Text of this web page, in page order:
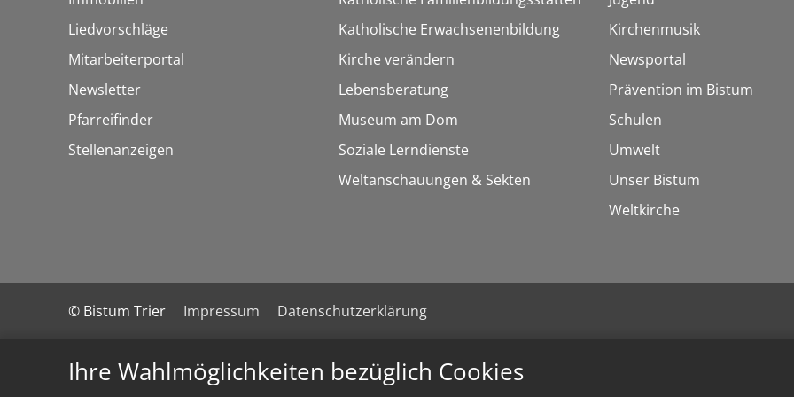
Ihre Wahlmöglichkeiten bezüglich Cookies
Liedvorschläge
Mitarbeiterportal
Newsletter
Pfarreifinder
Stellenanzeigen
Katholische Erwachsenenbildung
Kirche verändern
Lebensberatung
Museum am Dom
Soziale Lerndienste
Weltanschauungen & Sekten
Kirchenmusik
Newsportal
Prävention im Bistum
Schulen
Umwelt
Unser Bistum
Weltkirche
© Bistum Trier Impressum Datenschutzerklärung